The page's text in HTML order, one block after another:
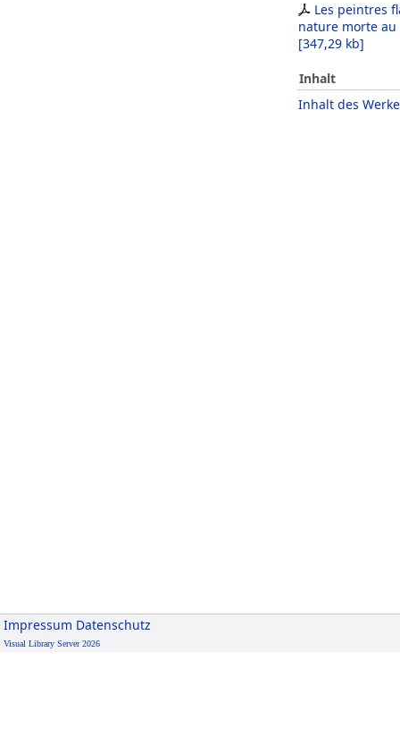
Les peintres
nature morte au
[347,29 kb]
Inhalt
Inhalt des
Impressum Datenschutz
Visual Library Server 2026